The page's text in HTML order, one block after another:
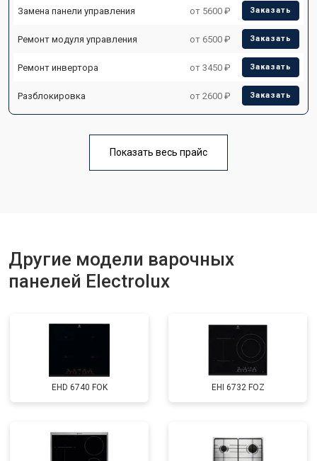
Замена панели управления от 5600 ₽ Заказать
Ремонт модуля управления от 6500 ₽ Заказать
Ремонт инвертора от 3450 ₽ Заказать
Разблокировка от 2600 ₽ Заказать
Показать весь прайс
Другие модели варочных
панелей Electrolux
EHD 6740 FOK EHI 6732 FOZ